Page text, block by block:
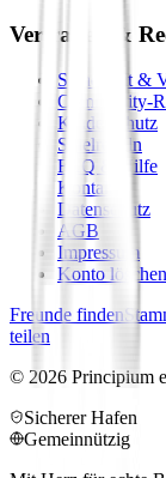
Vertrauen &
Sicherheit &
Community-
Kinderschutz
Spielregeln
FAQ & Hilfe
Kontakt
Datenschutz
AGB
Impressum
Konto löschen
Freunde finden
teilen
© 2026 Principium
Sicherer Hafen
Gemeinnützig